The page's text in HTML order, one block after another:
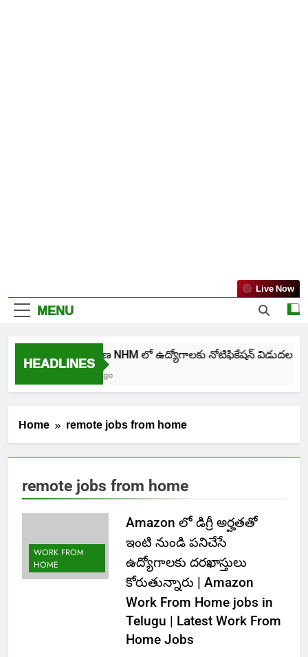
MENU
Live Now
HEADLINESతెలంగాణ NHM లో ఉద్యోగాలకు నోటిఫికేషన్ విడుదల
Home remote jobs from home
remote jobs from home
WORK FROM
HOME
Amazon లో డిగ్రీ అర్హతతో
ఇంటి నుండి పనిచేసే
ఉద్యోగాలకు దరఖాస్తులు
కోరుతున్నారు | Amazon
Work From Home jobs in
Telugu | Latest Work From
Home Jobs